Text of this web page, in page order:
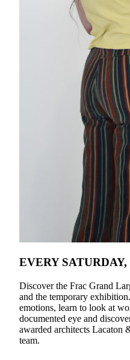
EVERY SATURDAY,
Discover the Frac Grand
and the temporary
emotions, learn to look at
documented eye and
awarded architects Lacaton
team.